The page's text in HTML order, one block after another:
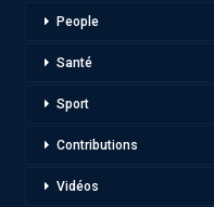
People
Santé
Sport
Contributions
Vidéos